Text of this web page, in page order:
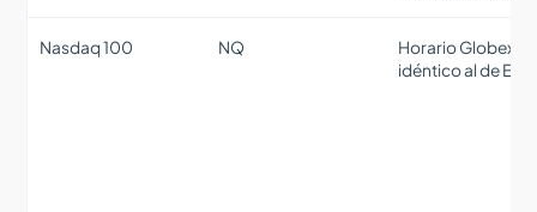
Nasdaq 100 NQ
Horario Globex
idéntico al de ES